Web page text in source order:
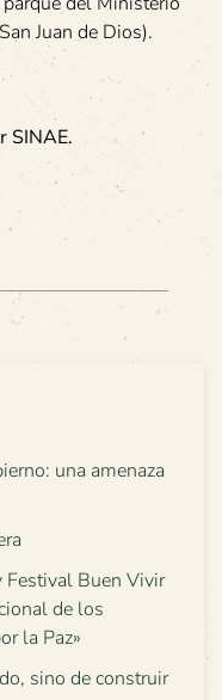
Juan de Dios).
SINAE.
una amenaza
Festival Buen Vivir
de los
la Paz»
sino de construir